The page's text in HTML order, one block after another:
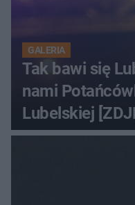
GALERIA
Tak bawi się
nami
Lubelskiej